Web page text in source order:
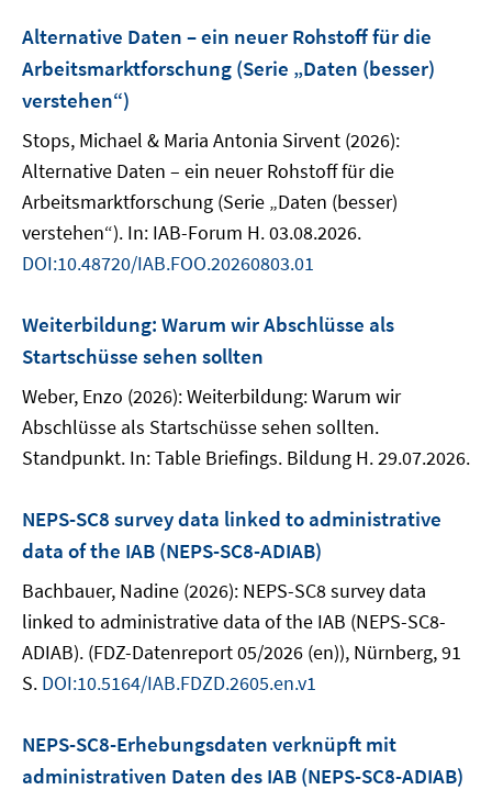
Alternative Daten – ein neuer Rohstoff für die
Arbeitsmarktforschung (Serie „Daten (besser)
verstehen“)
Stops, Michael & Maria Antonia Sirvent (2026):
Alternative Daten – ein neuer Rohstoff für die
Arbeitsmarktforschung (Serie „Daten (besser)
verstehen“). In: IAB-Forum H. 03.08.2026.
DOI:10.48720/IAB.FOO.20260803.01
Weiterbildung: Warum wir Abschlüsse als
Startschüsse sehen sollten
Weber, Enzo (2026): Weiterbildung: Warum wir
Abschlüsse als Startschüsse sehen sollten.
Standpunkt. In: Table Briefings. Bildung H. 29.07.2026.
NEPS-SC8 survey data linked to administrative
data of the IAB (NEPS-SC8-ADIAB)
Bachbauer, Nadine (2026): NEPS-SC8 survey data
linked to administrative data of the IAB (NEPS-SC8-
ADIAB). (FDZ-Datenreport 05/2026 (en)), Nürnberg, 91
S. DOI:10.5164/IAB.FDZD.2605.en.v1
NEPS-SC8-Erhebungsdaten verknüpft mit
administrativen Daten des IAB (NEPS-SC8-ADIAB)